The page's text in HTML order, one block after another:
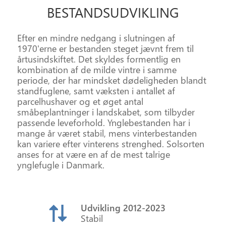
BESTANDSUDVIKLING
Efter en mindre nedgang i slutningen af
1970'erne er bestanden steget jævnt frem til
årtusindskiftet. Det skyldes formentlig en
kombination af de milde vintre i samme
periode, der har mindsket dødeligheden blandt
standfuglene, samt væksten i antallet af
parcelhushaver og et øget antal
småbeplantninger i landskabet, som tilbyder
passende leveforhold. Ynglebestanden har i
mange år været stabil, mens vinterbestanden
kan variere efter vinterens strenghed. Solsorten
anses for at være en af de mest talrige
ynglefugle i Danmark.
Udvikling 2012‑2023
Stabil